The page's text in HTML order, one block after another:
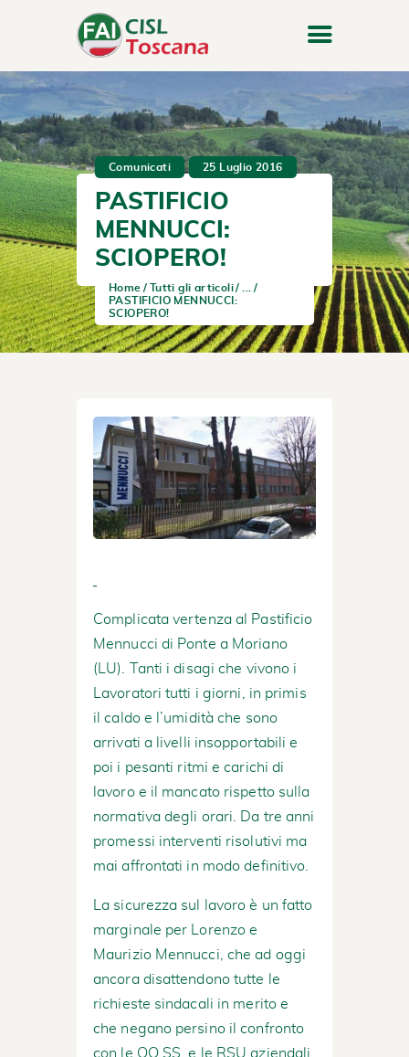
Comunicati 25 Luglio 2016
PASTIFICIO
MENNUCCI:
SCIOPERO!
Home Tutti gli articoli
PASTIFICIO MENNUCCI:
SCIOPERO!
Complicata vertenza al Pastificio
Mennucci di Ponte a Moriano
(LU). Tanti i disagi che vivono i
Lavoratori tutti i giorni, in primis
il caldo e l’umidità che sono
arrivati a livelli insopportabili e
poi i pesanti ritmi e carichi di
lavoro e il mancato rispetto sulla
normativa degli orari. Da tre anni
promessi interventi risolutivi ma
mai affrontati in modo definitivo.
La sicurezza sul lavoro è un fatto
marginale per Lorenzo e
Maurizio Mennucci, che ad oggi
ancora disattendono tutte le
richieste sindacali in merito e
che negano persino il confronto
con le OO.SS. e le RSU aziendali